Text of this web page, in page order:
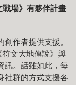
戰場》有夥伴計畫
作者提供支援。
文大地傳說》與
訊。話雖如此，每
社群的方式支援各